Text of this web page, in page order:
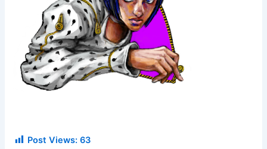
Post Views: 63